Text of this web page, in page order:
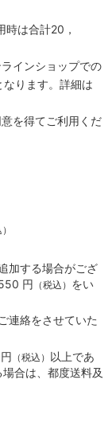
時は合計20，
インショップでの
ります。詳細は
を得てご利用くだ
加する場合がござ
円 （税込） をい
連絡をさせていた
（税込） 以上であ
場合は、都度送料及